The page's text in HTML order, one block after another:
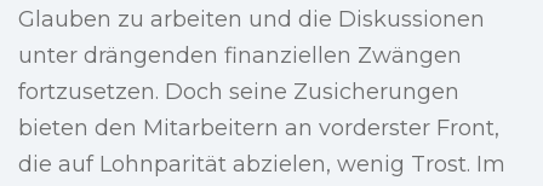
Glauben zu arbeiten und die Diskussionen
unter drängenden finanziellen Zwängen
fortzusetzen. Doch seine Zusicherungen
bieten den Mitarbeitern an vorderster Front,
die auf Lohnparität abzielen, wenig Trost. Im